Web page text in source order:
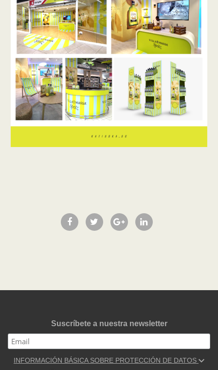
Suscríbete a nuestra newsletter
INFORMACIÓN BÁSICA SOBRE PROTECCIÓN DE DATOS